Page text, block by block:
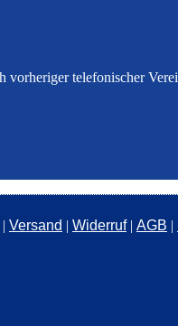
vorheriger telefonischer
| Versand | Widerruf| AGB |